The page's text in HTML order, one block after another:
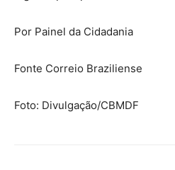
Por Painel da Cidadania
Fonte Correio Braziliense
Foto: Divulgação/CBMDF